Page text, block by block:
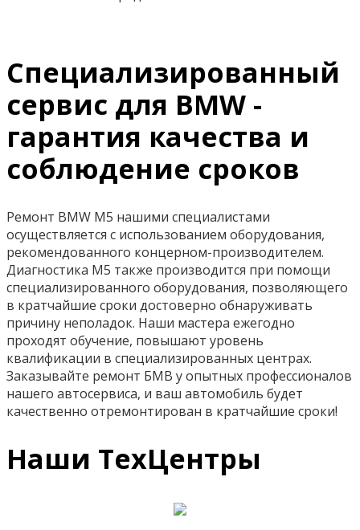
Специализированный
сервис для BMW -
гарантия качества и
соблюдение сроков
Ремонт BMW M5 нашими специалистами
осуществляется с использованием оборудования,
рекомендованного концерном-производителем.
Диагностика M5 также производится при помощи
специализированного оборудования, позволяющего
в кратчайшие сроки достоверно обнаруживать
причину неполадок. Наши мастера ежегодно
проходят обучение, повышают уровень
квалификации в специализированных центрах.
Заказывайте ремонт БМВ у опытных профессионалов
нашего автосервиса, и ваш автомобиль будет
качественно отремонтирован в кратчайшие сроки!
Наши ТехЦентры